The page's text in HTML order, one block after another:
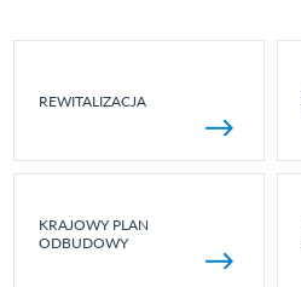
REWITALIZACJA
KRAJOWY PLAN
ODBUDOWY